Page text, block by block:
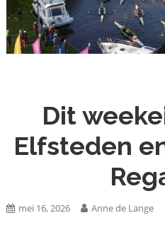
Dit
Elfsteden
mei 16, 2026 Anne de Lange